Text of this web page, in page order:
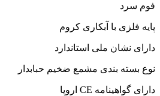
فوم سرد
پایه فلزی با آبکاری کروم
دارای نشان ملی استاندارد
نوع بسته بندی مشمع ضخیم حبابدار
دارای گواهینامه CE اروپا